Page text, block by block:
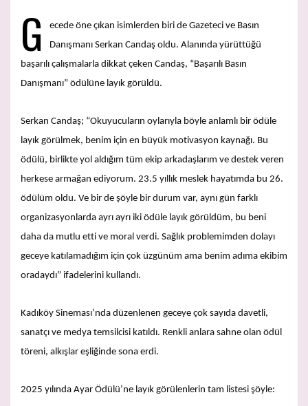
G
ecede öne çıkan isimlerden biri de Gazeteci ve Basın
Danışmanı Serkan Candaş oldu. Alanında yürüttüğü
başarılı çalışmalarla dikkat çeken Candaş, “Başarılı Basın
Danışmanı” ödülüne layık görüldü.
Serkan Candaş; “Okuyucuların oylarıyla böyle anlamlı bir ödüle
layık görülmek, benim için en büyük motivasyon kaynağı. Bu
ödülü, birlikte yol aldığım tüm ekip arkadaşlarım ve destek veren
herkese armağan ediyorum. 23.5 yıllık meslek hayatımda bu 26.
ödülüm oldu. Ve bir de şöyle bir durum var, aynı gün farklı
organizasyonlarda ayrı ayrı iki ödüle layık görüldüm, bu beni
daha da mutlu etti ve moral verdi. Sağlık problemimden dolayı
geceye katılamadığım için çok üzgünüm ama benim adıma ekibim
oradaydı” ifadelerini kullandı.
Kadıköy Sineması’nda düzenlenen geceye çok sayıda davetli,
sanatçı ve medya temsilcisi katıldı. Renkli anlara sahne olan ödül
töreni, alkışlar eşliğinde sona erdi.
2025 yılında Ayar Ödülü’ne layık görülenlerin tam listesi şöyle: